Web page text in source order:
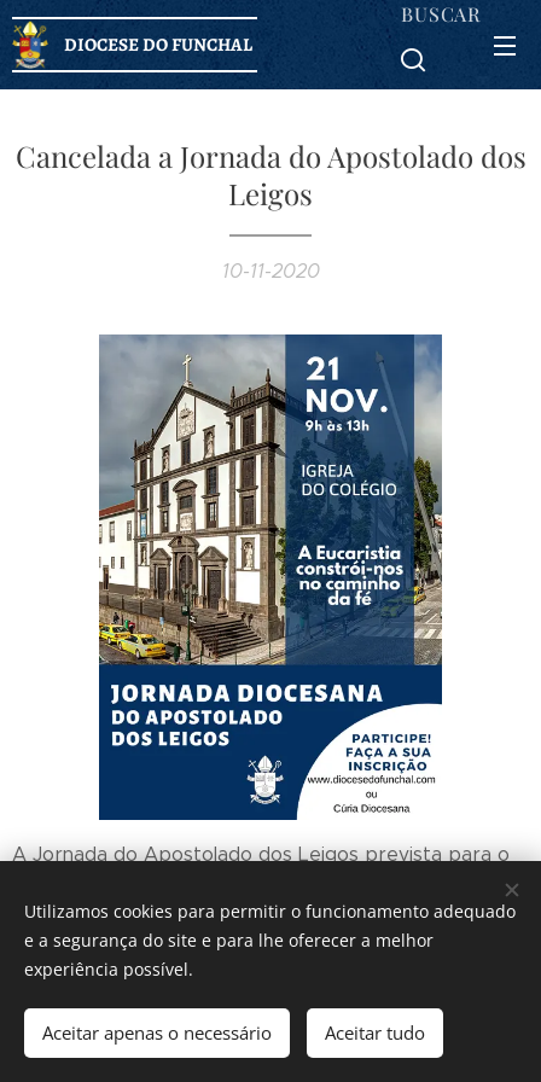
DIOCESE DO FUNCHAL
BUSCAR
Cancelada a Jornada do Apostolado dos
Leigos
10-11-2020
A Jornada do Apostolado dos Leigos prevista para o
IGREJA CATÓLICA
Diocese do Funchal - 2017
Utilizamos cookies para permitir o funcionamento adequado
e a segurança do site e para lhe oferecer a melhor
experiência possível.
Aceitar apenas o necessário Aceitar tudo